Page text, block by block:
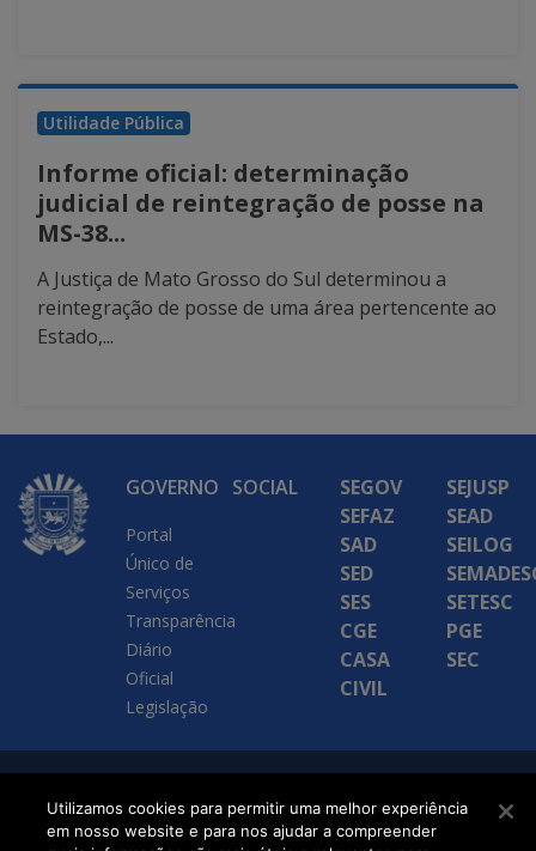
Utilidade Pública
Informe oficial: determinação
judicial de reintegração de posse na
MS-38...
A Justiça de Mato Grosso do Sul determinou a
reintegração de posse de uma área pertencente ao
Estado,...
GOVERNO
Portal
Único de
Serviços
Transparência
Diário
Oficial
Legislação
SOCIAL
SEGOV
SEFAZ
SAD
SED
SES
CGE
CASA
CIVIL
SEJUSP
SEAD
SEILOG
SETESC
PGE
SEC
SETDIG | Secretaria-
Executiva de
Utilizamos cookies para permitir uma melhor experiência
em nosso website e para nos ajudar a compreender